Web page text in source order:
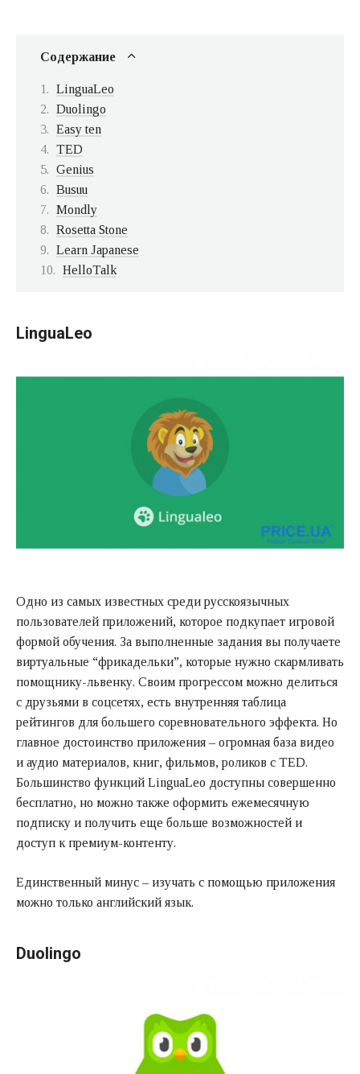
Содержание
LinguaLeo
Duolingo
Easy ten
TED
Genius
Busuu
Mondly
Rosetta Stone
Learn Japanese
HelloTalk
LinguaLeo
Одно из самых известных среди русскоязычных
пользователей приложений, которое подкупает игровой
формой обучения. За выполненные задания вы получаете
виртуальные “фрикадельки”, которые нужно скармливать
помощнику-львенку. Своим прогрессом можно делиться
с друзьями в соцсетях, есть внутренняя таблица
рейтингов для большего соревновательного эффекта. Но
главное достоинство приложения – огромная база видео
и аудио материалов, книг, фильмов, роликов с TED.
Большинство функций LinguaLeo доступны совершенно
бесплатно, но можно также оформить ежемесячную
подписку и получить еще больше возможностей и
доступ к премиум-контенту.
Единственный минус – изучать с помощью приложения
можно только английский язык.
Duolingo